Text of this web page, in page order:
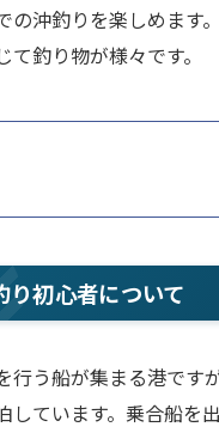
の沖釣りを楽しめます
て釣り物が様々です。
り初心者について
行う船が集まる港です
しています。乗合船を